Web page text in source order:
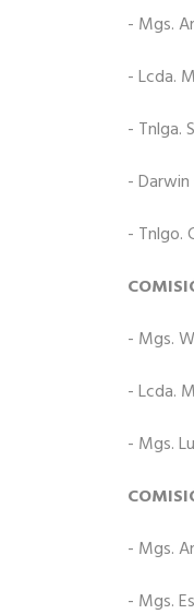
- Mgs.
- Lcda.
- Tnlga.
-
- Tnlgo.
- Mgs.
- Lcda.
- Mgs.
- Mgs.
- Mgs.